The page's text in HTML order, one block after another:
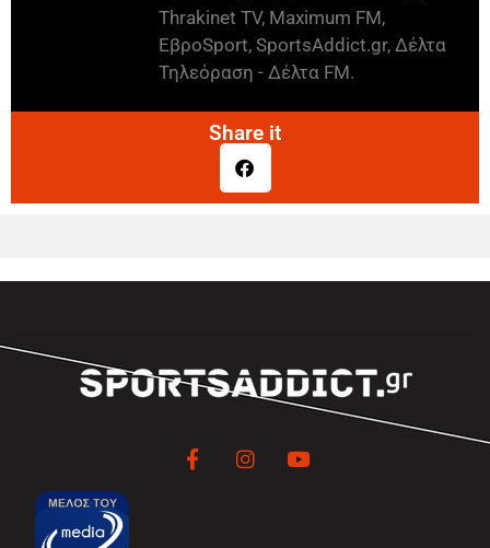
Thrakinet TV, Maximum FM,
ΕβροSport, SportsAddict.gr, Δέλτα
Τηλεόραση - Δέλτα FM.
Share it